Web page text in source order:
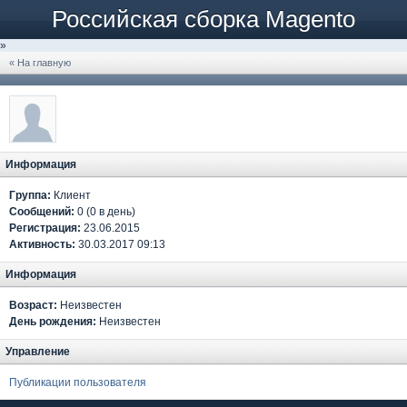
Российская сборка Magento
»
« На главную
Информация
Группа: Клиент
Сообщений: 0 (0 в день)
Регистрация: 23.06.2015
Активность: 30.03.2017 09:13
Информация
Возраст: Неизвестен
День рождения: Неизвестен
Управление
Публикации пользователя